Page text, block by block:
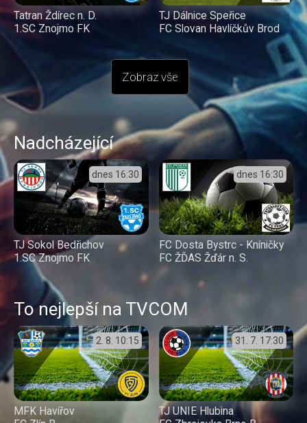
Tatran Ždírec n. D.
1.SC Znojmo FK
TJ Dálnice Speřice
FC Slovan Havlíčkův Brod
Zobraz vše
Nadcházející
dnes 16:30
TJ Sokol Bedřichov
1.SC Znojmo FK
dnes 16:30
FC Dosta Bystrc - Kníničky
FC ŽĎAS Žďár n. S.
To nejlepší na TVCOM
2. 8. 10:15
MFK Havířov
31. 7. 17:30
TJ UNIE Hlubina